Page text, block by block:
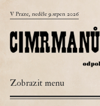
V Praze, neděle 9.srpen 2026
Zobrazit menu